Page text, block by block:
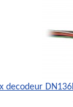
decodeur